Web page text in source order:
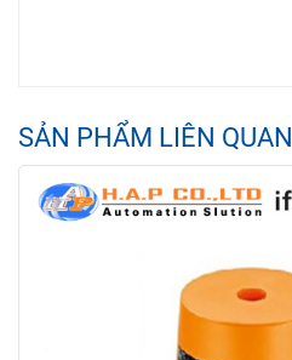
SẢN PHẨM LIÊN QUAN